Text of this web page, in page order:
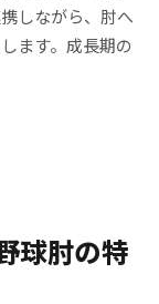
しながら、肘へ
ます。成長期の
球肘の特